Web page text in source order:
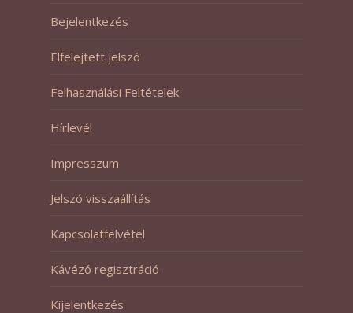
Bejelentkezés
Elfelejtett jelszó
Felhasználási Feltételek
Hírlevél
Impresszum
Jelszó visszaállítás
Kapcsolatfelvétel
Kávézó regisztráció
Kijelentkezés